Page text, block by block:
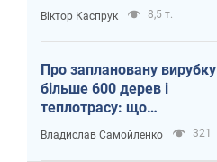
Віктор Каспрук 8,5 т.
Про заплановану вирубку
більше 600 дерев і
теплотрасу: що
відбувається на Теремках
у Києві
Владислав Самойленко 321